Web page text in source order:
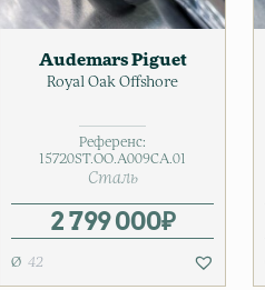
Audemars Piguet
Royal Oak Offshore
Референс:
15720ST.OO.A009CA.01
Сталь
2 799 000₽
42